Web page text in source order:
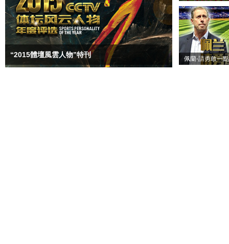
“2015體壇風雲人物”特刊 佩蘭-請勇敢一點